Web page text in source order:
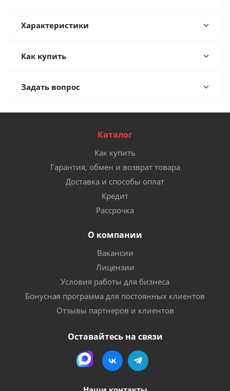
Характеристики
Как купить
Задать вопрос
Каталог
Как купить
Гарантия, обмен и возврат товара
Доставка и способы оплат
Кредит
Рассрочка
О компании
Вакансии
Лицензии
Условия работы для бизнеса
Бонусная программа для постоянных клиентов
Отзывы партнеров и клиентов
Оставайтесь на связи